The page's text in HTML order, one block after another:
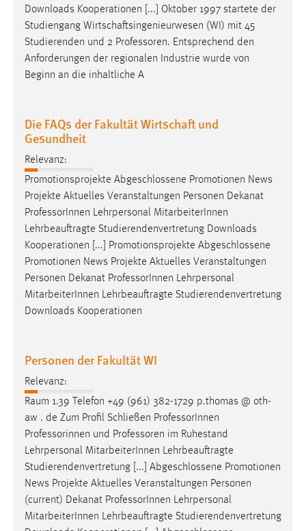
Downloads Kooperationen [...] Oktober 1997 startete der
Studiengang Wirtschaftsingenieurwesen (WI) mit 45
Studierenden und 2 Professoren. Entsprechend den
Anforderungen der regionalen Industrie wurde von
Beginn an die inhaltliche A
Die FAQs der Fakultät Wirtschaft und
Gesundheit
Relevanz:
Promotionsprojekte Abgeschlossene Promotionen News
Projekte Aktuelles Veranstaltungen Personen Dekanat
Professor Innen Lehrpersonal MitarbeiterInnen
Lehrbeauftragte Studierendenvertretung Downloads
Kooperationen [...] Promotionsprojekte Abgeschlossene
Promotionen News Projekte Aktuelles Veranstaltungen
Personen Dekanat Professor Innen Lehrpersonal
MitarbeiterInnen Lehrbeauftragte Studierendenvertretung
Downloads Kooperationen
Personen der Fakultät WI
Relevanz:
Raum 1.39 Telefon +49 (961) 382-1729 p.thomas @ oth-
aw . de Zum Profil Schließen ProfessorInnen
Professorinnen und Professoren im Ruhestand
Lehrpersonal MitarbeiterInnen Lehrbeauftragte
Studierendenvertretung [...] Abgeschlossene Promotionen
News Projekte Aktuelles Veranstaltungen Personen
(current) Dekanat ProfessorInnen Lehrpersonal
MitarbeiterInnen Lehrbeauftragte Studierendenvertretung